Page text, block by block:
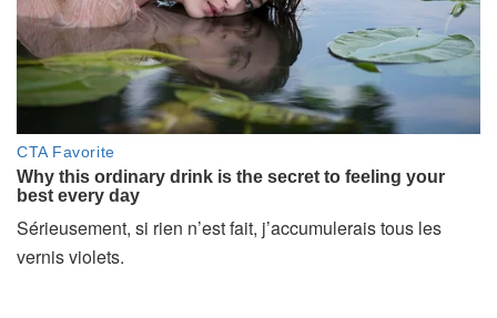
Sérieusement, si rien n’est fait, j’accumulerais tous les
vernis violets.